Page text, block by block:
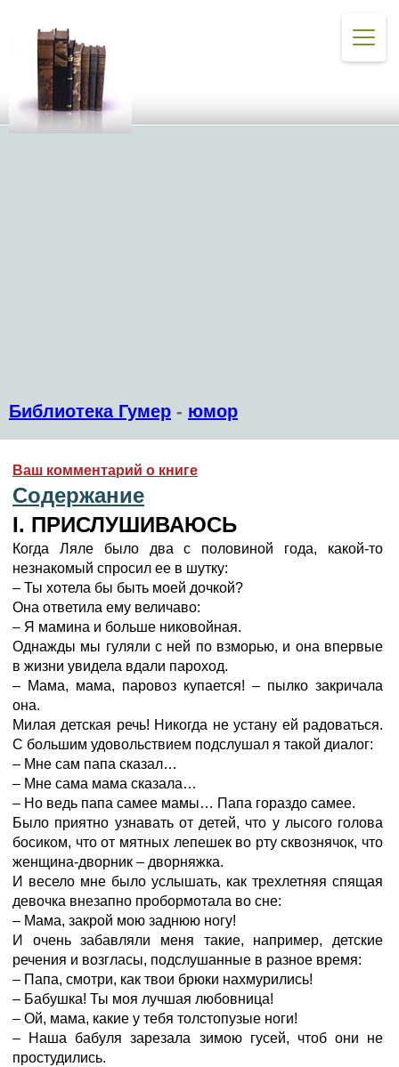
Библиотека Гумер - юмор
Ваш комментарий о книге
Содержание
I. ПРИСЛУШИВАЮСЬ
Когда Ляле было два с половиной года, какой-то
незнакомый спросил ее в шутку:
– Ты хотела бы быть моей дочкой?
Она ответила ему величаво:
– Я мамина и больше никовойная.
Однажды мы гуляли с ней по взморью, и она впервые
в жизни увидела вдали пароход.
– Мама, мама, паровоз купается! – пылко закричала
она.
Милая детская речь! Никогда не устану ей радоваться.
С большим удовольствием подслушал я такой диалог:
– Мне сам папа сказал…
– Мне сама мама сказала…
– Но ведь папа самее мамы… Папа гораздо самее.
Было приятно узнавать от детей, что у лысого голова
босиком, что от мятных лепешек во рту сквознячок, что
женщина-дворник – дворняжка.
И весело мне было услышать, как трехлетняя спящая
девочка внезапно пробормотала во сне:
– Мама, закрой мою заднюю ногу!
И очень забавляли меня такие, например, детские
речения и возгласы, подслушанные в разное время:
– Папа, смотри, как твои брюки нахмурились!
– Бабушка! Ты моя лучшая любовница!
– Ой, мама, какие у тебя толстопузые ноги!
– Наша бабуля зарезала зимою гусей, чтоб они не
простудились.